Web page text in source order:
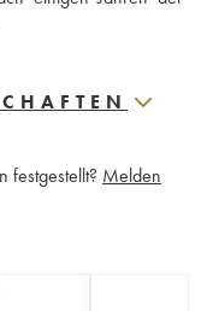
festgestellt? Melden